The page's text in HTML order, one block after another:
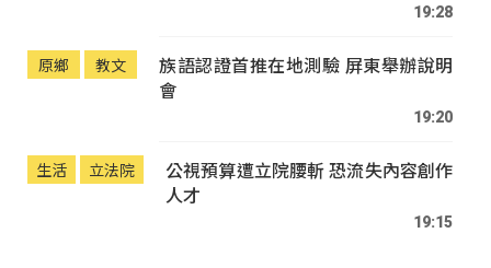
19:28
原鄉 教文
族語認證首推在地測驗 屏東舉辦說明
會
19:20
生活 立法院
公視預算遭立院腰斬 恐流失內容創作
人才
19:15